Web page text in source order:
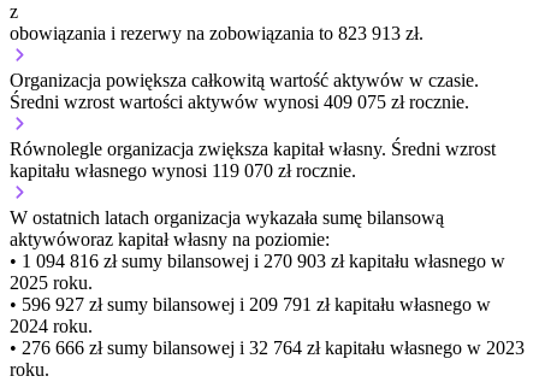
z
obowiązania i rezerwy na zobowiązania to 823 913 zł.
Organizacja powiększa całkowitą wartość aktywów w czasie.
Średni wzrost wartości aktywów wynosi 409 075 zł rocznie.
Równolegle organizacja zwiększa kapitał własny. Średni wzrost
kapitału własnego wynosi 119 070 zł rocznie.
W ostatnich latach organizacja wykazała sumę bilansową
aktywóworaz kapitał własny na poziomie:
• 1 094 816 złsumy bilansowej i 270 903 zł kapitału własnego w
2025 roku.
• 596 927 złsumy bilansowej i 209 791 zł kapitału własnego w
2024 roku.
• 276 666 złsumy bilansowej i 32 764 zł kapitału własnego w 2023
roku.